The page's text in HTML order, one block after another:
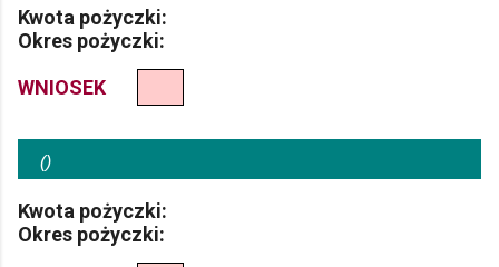
Kwota pożyczki:
Okres pożyczki:
WNIOSEK
()
Kwota pożyczki:
Okres pożyczki: